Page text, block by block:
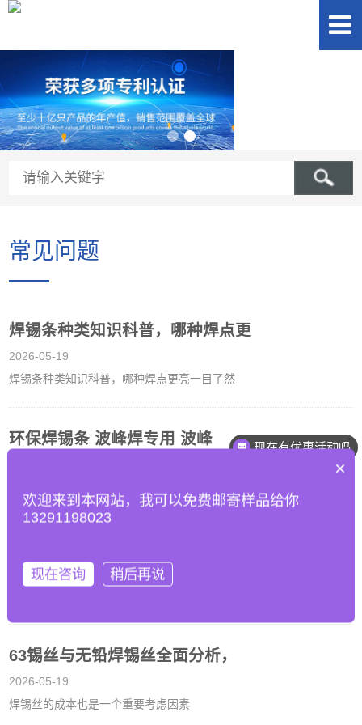
常见问题
焊锡条种类知识科普，哪种焊点更
2026-05-19
焊锡条种类知识科普，哪种焊点更亮一目了然
环保焊锡条 波峰焊专用 波峰
2026-05-19
63锡丝与无铅焊锡丝全面分析，
2026-05-19
焊锡丝的成本也是一个重要考虑因素
现在有优惠活动吗
×
欢迎来到本网站，我可以免费邮寄样品给你
13291198023
现在咨询 稍后再说